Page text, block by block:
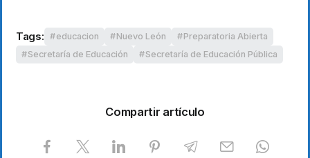
Tags: educacion Nuevo León
Preparatoria Abierta
Secretaría de Educación
Secretaría de Educación Pública
Compartir artículo